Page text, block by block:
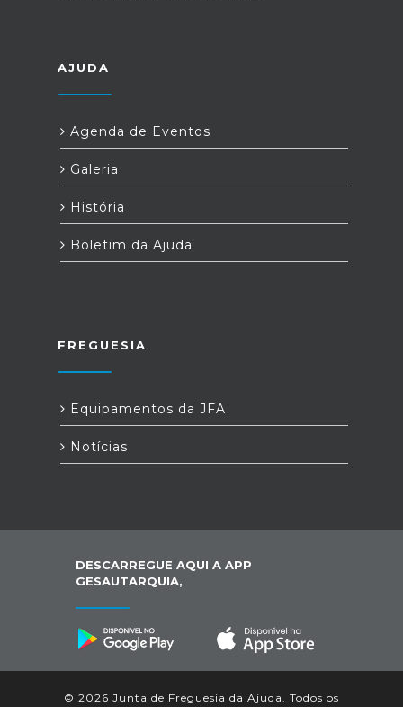
AJUDA
Agenda de Eventos
Galeria
História
Boletim da Ajuda
FREGUESIA
Equipamentos da JFA
Notícias
DESCARREGUE AQUI A APP
GESAUTARQUIA,
© 2026 Junta de Freguesia da Ajuda. Todos os